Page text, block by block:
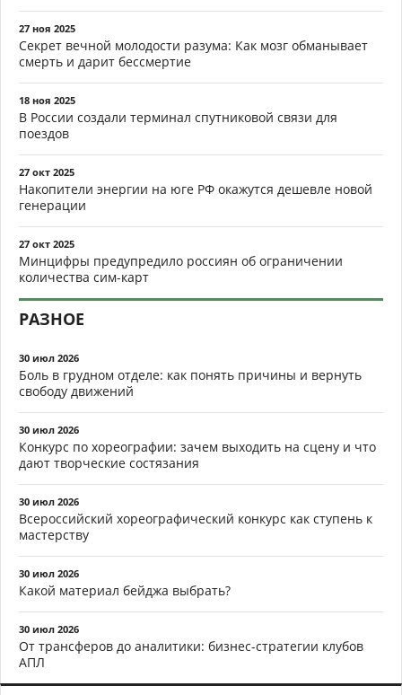
27 ноя 2025
Секрет вечной молодости разума: Как мозг обманывает
смерть и дарит бессмертие
18 ноя 2025
В России создали терминал спутниковой связи для
поездов
27 окт 2025
Накопители энергии на юге РФ окажутся дешевле новой
генерации
27 окт 2025
Минцифры предупредило россиян об ограничении
количества сим-карт
РАЗНОЕ
30 июл 2026
Боль в грудном отделе: как понять причины и вернуть
свободу движений
30 июл 2026
Конкурс по хореографии: зачем выходить на сцену и что
дают творческие состязания
30 июл 2026
Всероссийский хореографический конкурс как ступень к
мастерству
30 июл 2026
Какой материал бейджа выбрать?
30 июл 2026
От трансферов до аналитики: бизнес-стратегии клубов
АПЛ